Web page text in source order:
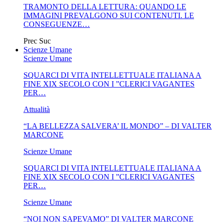
TRAMONTO DELLA LETTURA: QUANDO LE
IMMAGINI PREVALGONO SUI CONTENUTI. LE
CONSEGUENZE…
Prec Suc
Scienze Umane
Scienze Umane
SQUARCI DI VITA INTELLETTUALE ITALIANA A
FINE XIX SECOLO CON I ”CLERICI VAGANTES
PER…
Attualità
“LA BELLEZZA SALVERA’ IL MONDO” – DI VALTER
MARCONE
Scienze Umane
SQUARCI DI VITA INTELLETTUALE ITALIANA A
FINE XIX SECOLO CON I ”CLERICI VAGANTES
PER…
Scienze Umane
“NOI NON SAPEVAMO” DI VALTER MARCONE